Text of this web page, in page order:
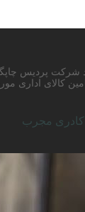
کالای اداری
کادری مجرب